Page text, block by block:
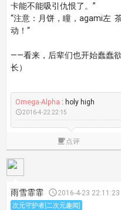
卡能不能吸引仇恨了。”
“注意：月饼，瞳，agami左
动！“
——看来，后辈们也开始蠢蠢
长）
Omega-Alpha : holy high
2016-4-22 22:15
点评
雨雪霏霏 2016-4-23 22:11:23
次元守护者[二次元趣闻]